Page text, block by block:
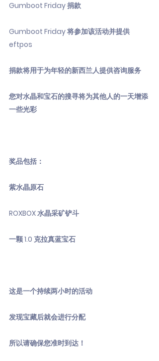
Gumboot Friday 捐款
Gumboot Friday 将参加该活动并提供
eftpos
捐款将用于为年轻的新西兰人提供咨询服务
您对水晶和宝石的搜寻将为其他人的一天增添
一些光彩
奖品包括：
紫水晶原石
ROXBOX 水晶采矿铲斗
一颗 1.0 克拉真蓝宝石
这是一个持续两小时的活动
发现宝藏后就会进行分配
所以请确保您准时到达！